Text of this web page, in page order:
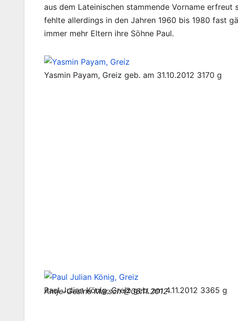
aus dem Lateinischen stammende Vorname
fehlte allerdings in den Jahren 1960 bis 1980 fast
immer mehr Eltern ihre Söhne Paul.
Yasmin Payam, Greiz geb. am 31.10.2012 3170 g
Paul Julian König, Greiz geb. am 4.11.2012 3365 g
Antje-Gesine Marsch @06.11.2012